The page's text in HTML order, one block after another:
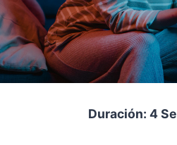
Duración: 4